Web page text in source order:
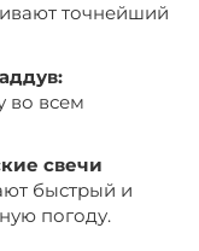
точнейший
во всем
свечи
быстрый и
погоду.